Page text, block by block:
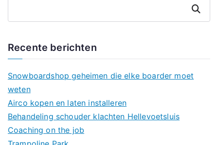
Zoeken
Recente berichten
Snowboardshop geheimen die elke boarder moet
weten
Airco kopen en laten installeren
Behandeling schouder klachten Hellevoetsluis
Coaching on the job